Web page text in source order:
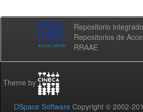
Repositorio
Repositorios de
RRAAE
Theme by
DSpace Software Copyright © 2002-